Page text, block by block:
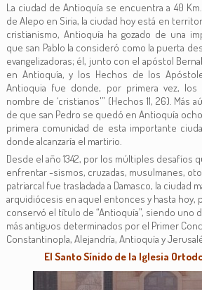
La ciudad de Antioquía se encuentra a 40
de Alepo en Siria, la ciudad hoy está en
cristianismo, Antioquía ha gozado de una
que san Pablo la consideró como la puerta
evangelizadoras; él, junto con el apóstol
en Antioquía, y los Hechos de los
Antioquia fue donde, por primera vez,
nombre de ‘cristianos'” (Hechos 11, 26). Más
de que san Pedro se quedó en Antioquía ocho
primera comunidad de esta importante
donde alcanzaría el martirio.
Desde el año 1342, por los múltiples desafíos
enfrentar -sismos, cruzadas, musulmanes,
patriarcal fue trasladada a Damasco, la ciudad
arquidiócesis en aquel entonces y hasta hoy,
conservó el título de “Antioquía”, siendo uno
más antiguos determinados por el Primer
Constantinopla, Alejandría, Antioquía y
El Santo Sínido de la Iglesia